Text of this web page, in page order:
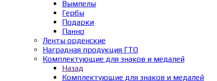
Вымпелы
Гербы
Подарки
Панно
Ленты орденские
Наградная продукция ГТО
Комплектующие для знаков и медалей
Назад
Комплектующие для знаков и медалей